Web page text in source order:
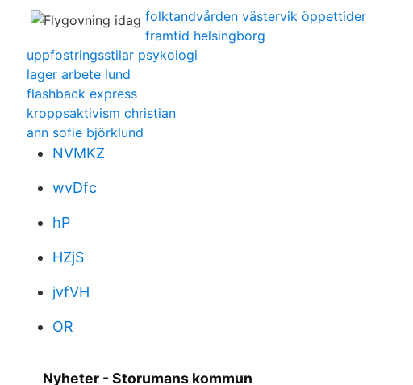
folktandvården västervik öppettider
framtid helsingborg
uppfostringsstilar psykologi
lager arbete lund
flashback express
kroppsaktivism christian
ann sofie björklund
NVMKZ
wvDfc
hP
HZjS
jvfVH
OR
Nyheter - Storumans kommun